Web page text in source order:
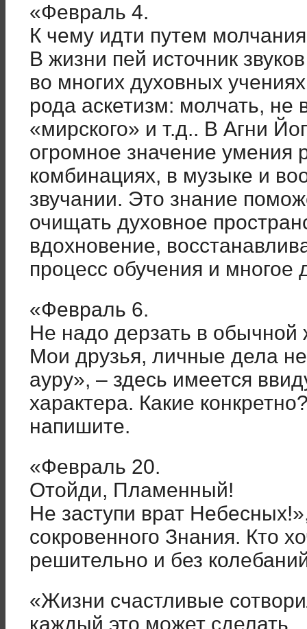
«Февраль 4.
К чему идти путем
В жизни пей источник
во многих духовных
рода аскетизм: молчать, не
«мирского» и т.д.. В Агни
огромное значение умения
комбинациях, в музыке и
звучании. Это знание
очищать духовное
вдохновение,
процесс обучения и многое
«Февраль 6.
Не надо дерзать в обычной
Мои друзья, личные дела
ауру», – здесь имеется
характера. Какие
напишите.
«Февраль 20.
Отойди, Пламенный!
Не заступи врат Небесных!»
сокровенного Знания. Кто
решительно и без
«Жизни счастливые
каждый это может сделать.